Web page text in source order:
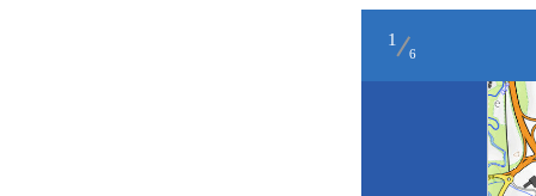
1
6